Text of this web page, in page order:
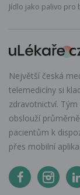
Jídlo jako palivo pro
Největší česká
telemedicíny si
zdravotnictví.
obslouží
pacientům k
přes mobilní